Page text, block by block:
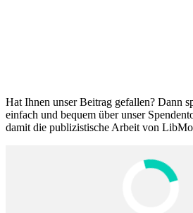
Hat Ihnen unser Beitrag gefallen? Dann
einfach und bequem über unser
damit die publi­zis­tische Arbeit von